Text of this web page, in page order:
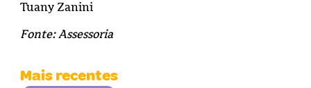
Tuany Zanini
Fonte: Assessoria
Mais recentes